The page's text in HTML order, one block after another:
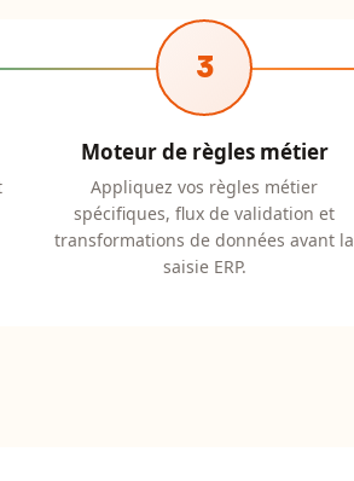
3
Moteur de règles métier
Appliquez vos règles métier
spécifiques, flux de validation et
transformations de données avant la
saisie ERP.